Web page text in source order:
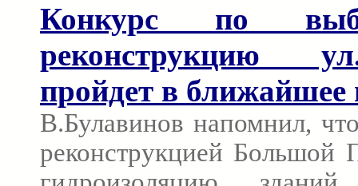
Конкурс по
реконструкцию
пройдет в ближайшее
В.Булавинов напомнил,
реконструкцией Большой